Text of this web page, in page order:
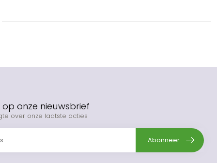
onze nieuwsbrief
over onze laatste acties
Abonneer